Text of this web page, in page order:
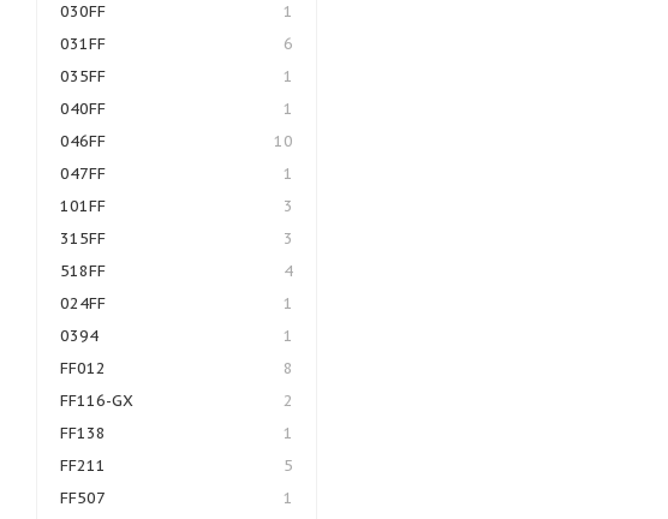
030FF
1
031FF
6
035FF
1
040FF
1
046FF
10
047FF
1
101FF
3
315FF
3
518FF
4
024FF
1
0394
1
FF012
8
FF116-GX
2
FF138
1
FF211
5
FF507
1